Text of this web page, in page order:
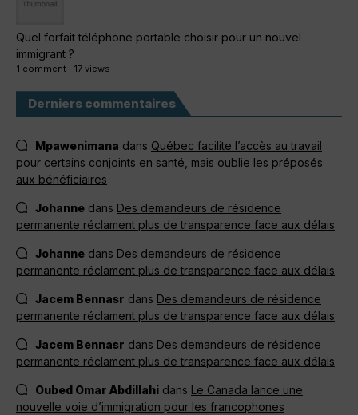
Quel forfait téléphone portable choisir pour un nouvel
immigrant ?
1 comment 17 views
Derniers commentaires
Mpawenimana dans Québec facilite l’accès au travail
pour certains conjoints en santé, mais oublie les préposés
aux bénéficiaires
Johanne dans Des demandeurs de résidence
permanente réclament plus de transparence face aux délais
Johanne dans Des demandeurs de résidence
permanente réclament plus de transparence face aux délais
Jacem Bennasr dans Des demandeurs de résidence
permanente réclament plus de transparence face aux délais
Jacem Bennasr dans Des demandeurs de résidence
permanente réclament plus de transparence face aux délais
Oubed Omar Abdillahi dans Le Canada lance une
nouvelle voie d’immigration pour les francophones